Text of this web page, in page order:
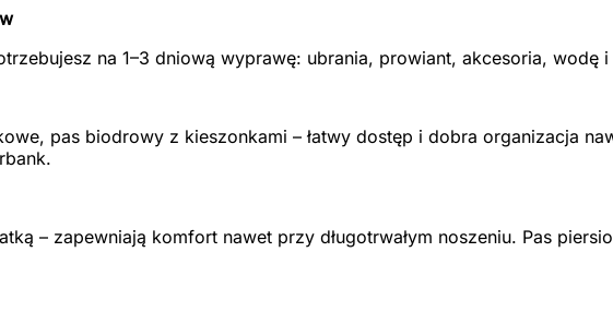
na 1–3 dniową wyprawę: ubrania, prowiant, akcesoria, wodę
pas biodrowy z kieszonkami – łatwy dostęp i dobra organizacja
– zapewniają komfort nawet przy długotrwałym noszeniu. Pas